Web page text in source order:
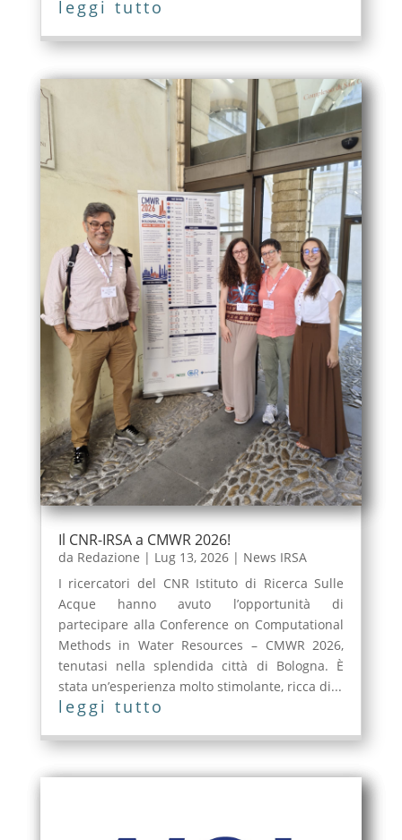
leggi tutto
Il CNR-IRSA a CMWR 2026!
da Redazione | Lug 13, 2026| News IRSA
I ricercatori del CNR Istituto di Ricerca Sulle
Acque hanno avuto l’opportunità di
partecipare alla Conference on Computational
Methods in Water Resources – CMWR 2026,
tenutasi nella splendida città di Bologna. È
stata un’esperienza molto stimolante, ricca di...
leggi tutto